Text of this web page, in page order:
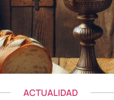
ACTUALIDAD